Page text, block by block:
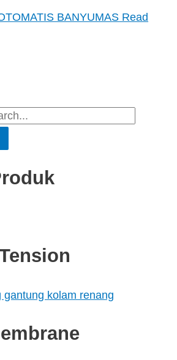
BANYUMAS Read